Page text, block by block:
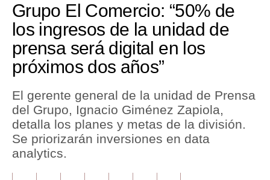
Perú
Política
Tu Dinero
Finanzas Personales
Inmobiliarias
Plus G
Grupo El Comercio: “50% de
los ingresos de la unidad de
prensa será digital en los
próximos dos años”
El gerente general de la unidad de Prensa
del Grupo, Ignacio Giménez Zapiola,
detalla los planes y metas de la división.
Se priorizarán inversiones en data
analytics.